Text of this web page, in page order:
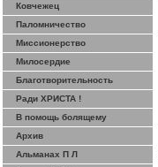
Ковчежец
Паломничество
Миссионерство
Милосердие
Благотворительность
Ради ХРИСТА !
В помощь болящему
Архив
Альманах П Л